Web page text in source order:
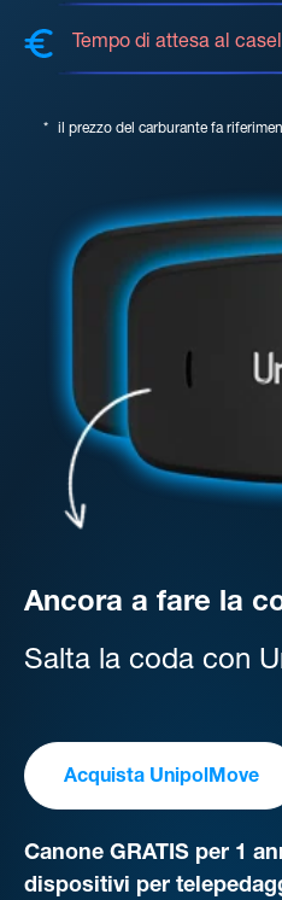
Tempo di attesa al
* il prezzo del carburante fa
Ancora a fare la
Salta la coda con
Acquista UnipolMove
Canone GRATIS per 1
dispositivi per